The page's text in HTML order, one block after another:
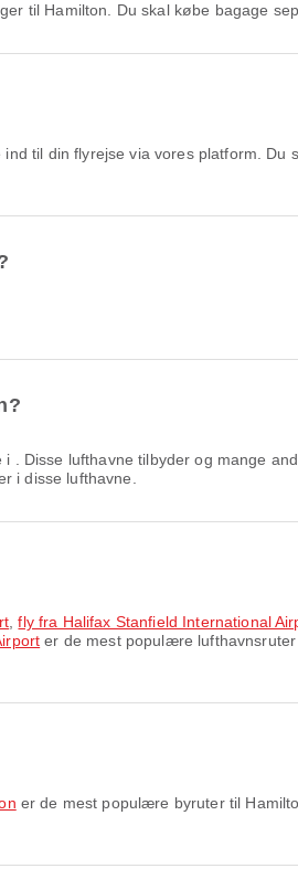
til Hamilton. Du skal købe bagage
. Disse lufthavne tilbyder og mange
i disse lufthavne.
,fly fra Halifax Stanfield International
er de mest populære
er de mest populære byruter til